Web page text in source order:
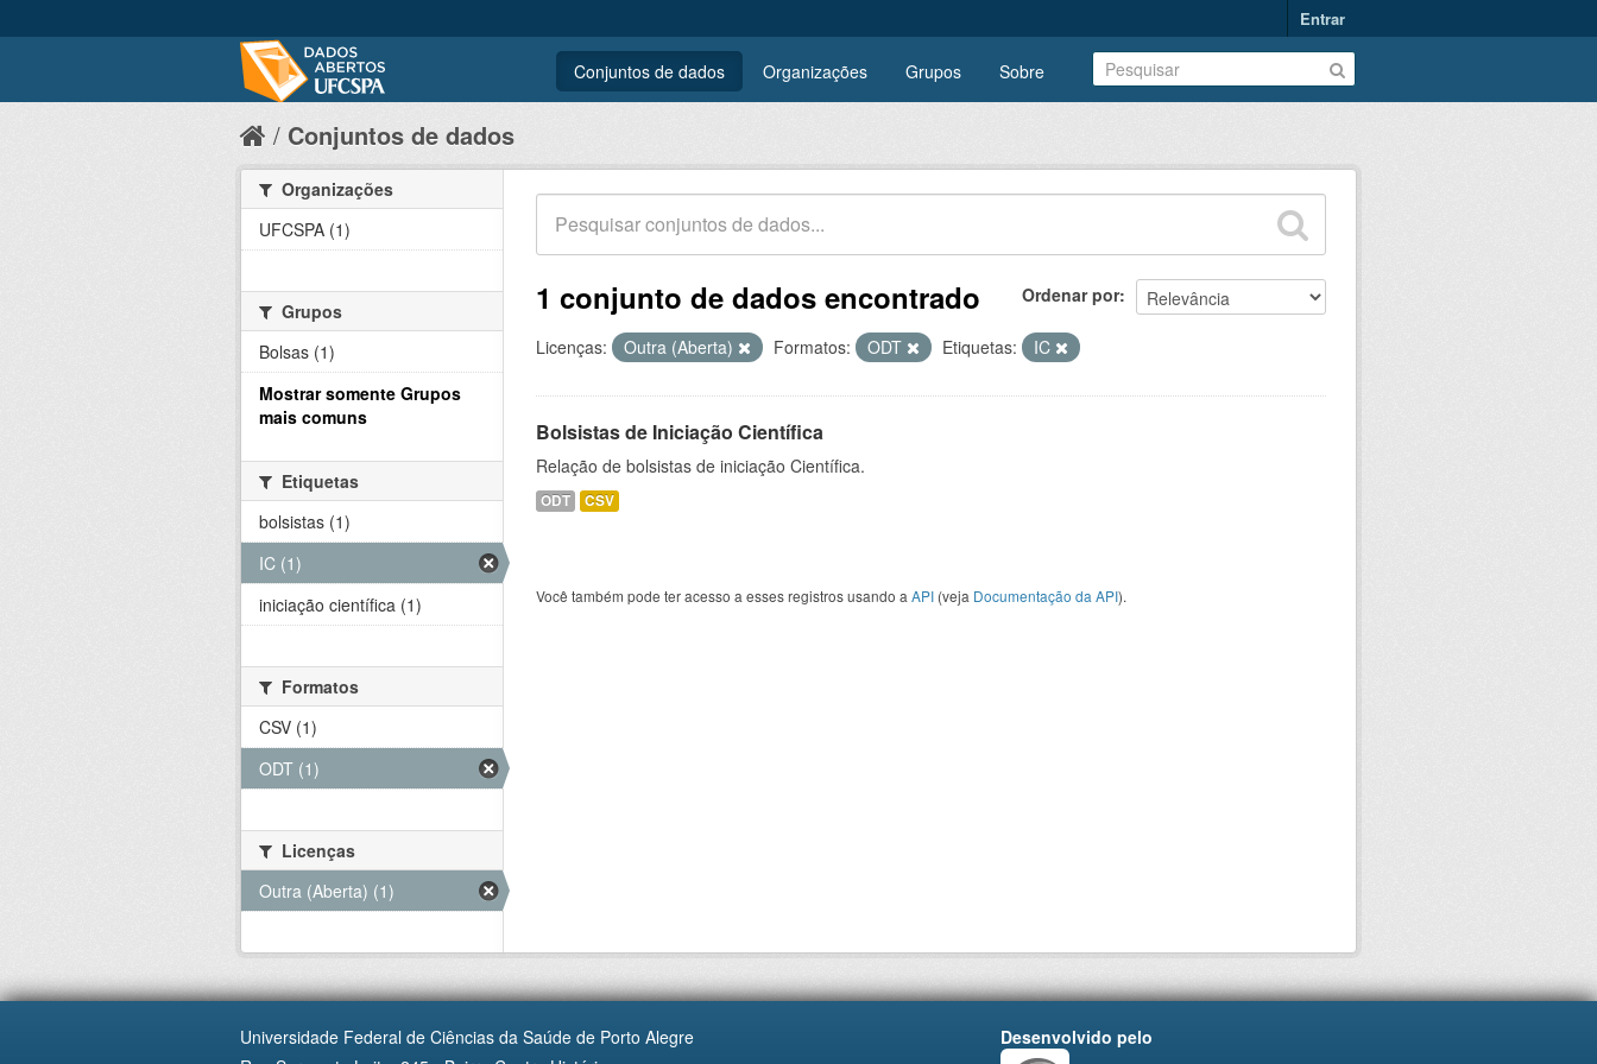
Entrar
Conjuntos de dados Organizações Grupos Sobre
Conjuntos de dados
Ordenar por
1 conjunto de dados encontrado
Licenças: Outra (Aberta) Formatos: ODT Etiquetas: IC
Bolsistas de Iniciação Científica
Relação de bolsistas de iniciação Científica.
ODT CSV
Você também pode ter acesso a esses registros usando a API (veja Documentação da API).
Organizações
UFCSPA (1)
Grupos
Bolsas (1)
Mostrar somente Grupos
mais comuns
Etiquetas
bolsistas (1)
IC (1)
iniciação científica (1)
Formatos
CSV (1)
ODT (1)
Licenças
Outra (Aberta) (1)
Universidade Federal de Ciências da Saúde de Porto Alegre
Desenvolvido pelo